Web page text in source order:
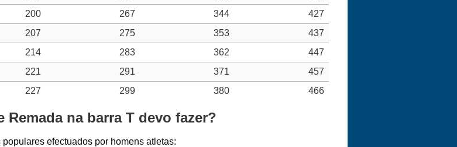
200 267 344
427
207 275 353
437
214 283 362
447
221 291 371
457
227 299 380 466
na barra T devo fazer?
efectuados por homens atletas: